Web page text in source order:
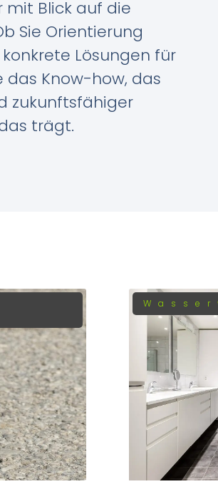
Blick auf die
Sie Orientierung
Lösungen für
das Know-how, das
zukunftsfähiger
trägt.